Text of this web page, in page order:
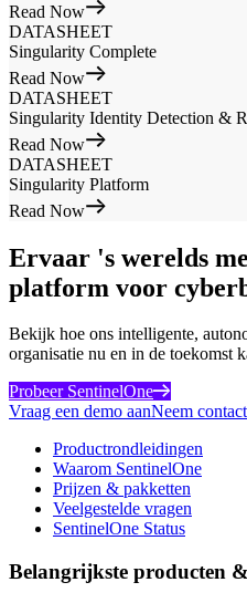
Read Now
DATASHEET
Singularity Complete
Read Now
DATASHEET
Singularity Identity Detection &
Read Now
DATASHEET
Singularity Platform
Read Now
Ervaar 's werelds
platform voor
Bekijk hoe ons intelligente,
organisatie nu en in de toekomst
Probeer SentinelOne
Vraag een demo aanNeem
Productrondleidingen
Waarom SentinelOne
Prijzen & pakketten
Veelgestelde vragen
SentinelOne Status
Belangrijkste producten